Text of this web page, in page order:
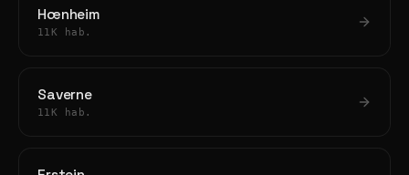
Hœnheim
11K hab.
Saverne
11K hab.